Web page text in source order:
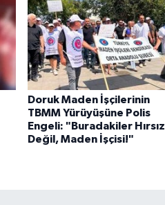
Doruk Maden İşçilerinin
TBMM Yürüyüşüne Polis
Engeli: "Buradakiler Hırsız
Değil, Maden İşçisi!"